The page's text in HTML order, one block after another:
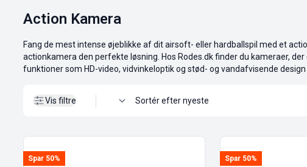
Action Kamera
Fang de mest intense øjeblikke af dit airsoft- eller hardballspil med et
actionkamera den perfekte løsning. Hos Rodes.dk finder du kameraer,
funktioner som HD-video, vidvinkeloptik og stød- og vandafvisende
Vis filtre
Spar 50% Spar 50%